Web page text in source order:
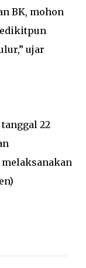
BK, mohon
ujar
22